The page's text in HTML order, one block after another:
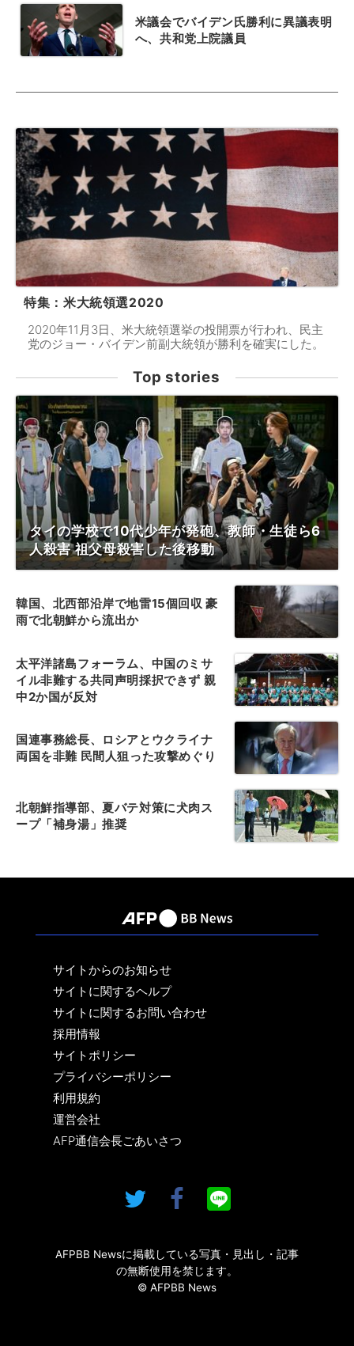
米議会でバイデン氏勝利に異議表明
へ、共和党上院議員
特集：米大統領選2020
2020年11月3日、米大統領選挙の投開票が行われ、民主
党のジョー・バイデン前副大統領が勝利を確実にした。
Top stories
タイの学校で10代少年が発砲、教師・生徒ら6
人殺害 祖父母殺害した後移動
韓国、北西部沿岸で地雷15個回収 豪
雨で北朝鮮から流出か
太平洋諸島フォーラム、中国のミサ
イル非難する共同声明採択できず 親
中2か国が反対
国連事務総長、ロシアとウクライナ
両国を非難 民間人狙った攻撃めぐり
北朝鮮指導部、夏バテ対策に犬肉ス
ープ「補身湯」推奨
サイトからのお知らせ
サイトに関するヘルプ
サイトに関するお問い合わせ
採用情報
サイトポリシー
プライバシーポリシー
利用規約
運営会社
AFP通信会長ごあいさつ
AFPBB Newsに掲載している写真・見出し・記事
の無断使用を禁じます。
© AFPBB News